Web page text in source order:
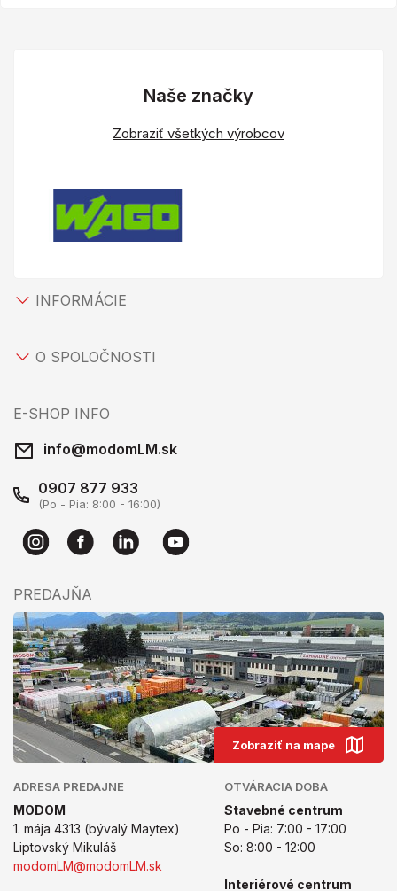
Naše značky
Zobraziť všetkých výrobcov
INFORMÁCIE
O SPOLOČNOSTI
E-SHOP INFO
info@modomLM.sk
0907 877 933
(Po - Pia: 8:00 - 16:00)
PREDAJŇA
Zobraziť na mape
ADRESA PREDAJNE
MODOM
1. mája 4313 (bývalý Maytex)
Liptovský Mikuláš
modomLM@modomLM.sk
OTVÁRACIA DOBA
Stavebné centrum
Po - Pia: 7:00 - 17:00
So: 8:00 - 12:00
Interiérové centrum